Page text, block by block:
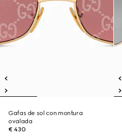
Gafas de sol con montura
ovalada
€ 430